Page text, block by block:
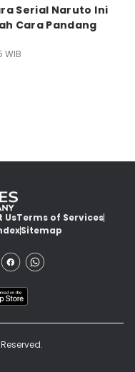
Serial Naruto Ini
Cara Pandang
WIB
UsTerms of Services
Sitemap